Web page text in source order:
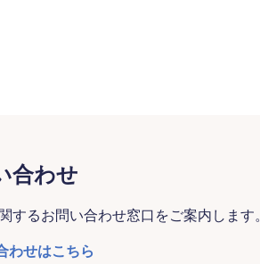
合わせ
るお問い合わせ窓口をご案内します。
わせはこちら